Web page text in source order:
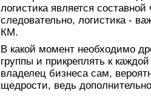
логистика является
следовательно, логистика -
КМ.
В какой момент необходимо
группы и прикреплять к
владелец бизнеса сам,
щедрости, ведь